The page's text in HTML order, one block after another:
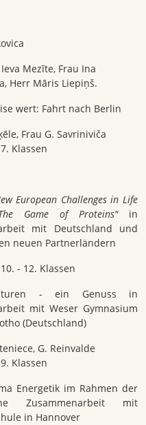
Mezīte, Frau Ina
Herr Māris Liepiņš.
wert: Fahrt nach Berlin
Frau G. Savriniviča
Klassen
European Challenges in Life
Game of Proteins"in
mit Deutschland und
neuen Partnerländern
- 12. Klassen
- ein Genuss in
mit Weser Gymnasium
(Deutschland)
G. Reinvalde
Klassen
Energetik im Rahmen der
Zusammenarbeit mit
in Hannover